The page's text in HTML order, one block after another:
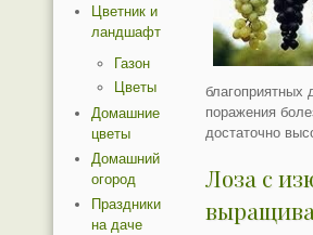
благоприятных
поражения
достаточно
Лоза с
Цветник и
ландшафт
Газон
Цветы
Домашние
цветы
Домашний
огород
Праздники
на даче